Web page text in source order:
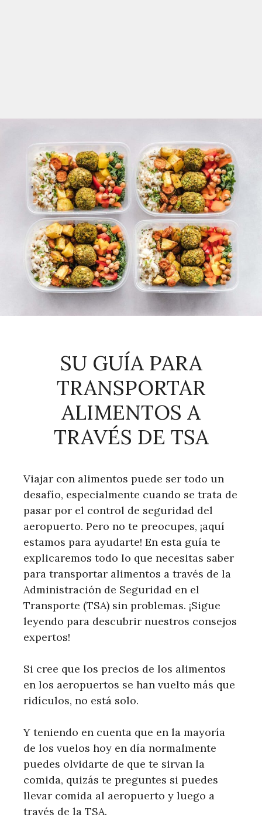
SU GUÍA PARA
TRANSPORTAR
ALIMENTOS A
TRAVÉS DE TSA
Viajar con alimentos puede ser todo un
desafío, especialmente cuando se trata de
pasar por el control de seguridad del
aeropuerto. Pero no te preocupes, ¡aquí
estamos para ayudarte! En esta guía te
explicaremos todo lo que necesitas saber
para transportar alimentos a través de la
Administración de Seguridad en el
Transporte (TSA) sin problemas. ¡Sigue
leyendo para descubrir nuestros consejos
expertos!
Si cree que los precios de los alimentos
en los aeropuertos se han vuelto más que
ridículos, no está solo.
Y teniendo en cuenta que en la mayoría
de los vuelos hoy en día normalmente
puedes olvidarte de que te sirvan la
comida, quizás te preguntes si puedes
llevar comida al aeropuerto y luego a
través de la TSA.